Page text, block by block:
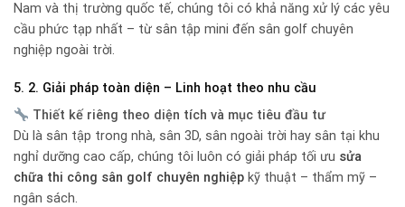
Nam và thị trường quốc tế, chúng tôi có khả năng xử lý các yêu
cầu phức tạp nhất – từ sân tập mini đến sân golf chuyên
nghiệp ngoài trời.
5. 2. Giải pháp toàn diện – Linh hoạt theo nhu cầu
Thiết kế riêng theo diện tích và mục tiêu đầu tư
Dù là sân tập trong nhà, sân 3D, sân ngoài trời hay sân tại khu
nghỉ dưỡng cao cấp, chúng tôi luôn có giải pháp tối ưu sửa
chữa thi công sân golf chuyên nghiệp kỹ thuật – thẩm mỹ –
ngân sách.